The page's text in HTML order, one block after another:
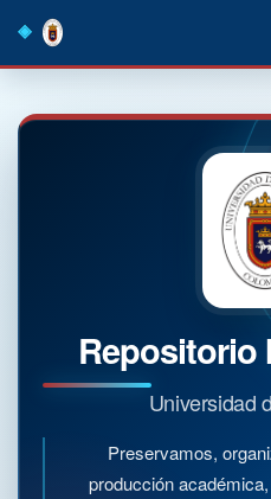
navigation
Repositorio
Universidad
Preservamos,
producción